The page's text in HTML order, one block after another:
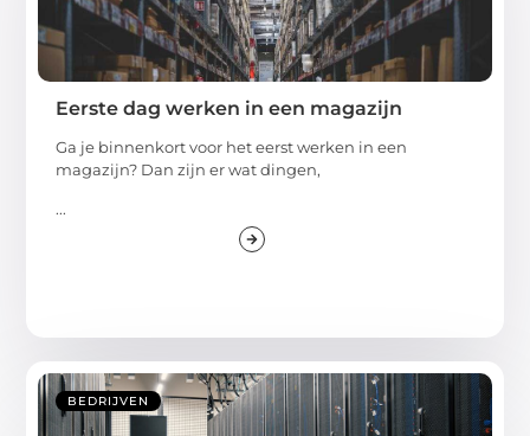
Eerste dag werken in een magazijn
Ga je binnenkort voor het eerst werken in een
magazijn? Dan zijn er wat dingen,
...
BEDRIJVEN